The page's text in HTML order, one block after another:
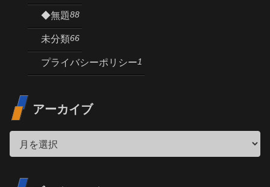
◆無題88
未分類66
プライバシーポリシー1
アーカイブ